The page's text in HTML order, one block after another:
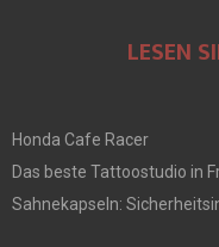
LESEN
Honda Cafe Racer
Das beste Tattoostudio in
Sahnekapseln: